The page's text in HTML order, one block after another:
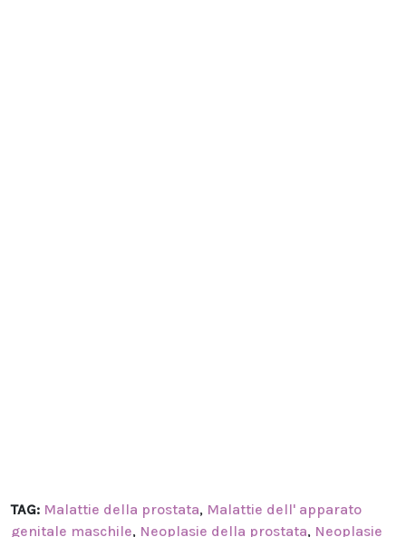
TAG: Malattie della prostata, Malattie dell' apparato
genitale maschile, Neoplasie della prostata, Neoplasie